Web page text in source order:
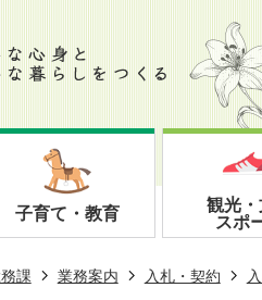
子育て・教育
観光
スポ
課 業務案内 入札・契約